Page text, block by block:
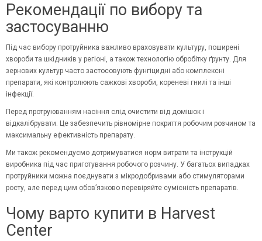
Рекомендації по вибору та
застосуванню
Під час вибору протруйника важливо враховувати культуру, поширені
хвороби та шкідників у регіоні, а також технологію обробітку ґрунту. Для
зернових культур часто застосовують фунгіцидні або комплексні
препарати, які контролюють сажкові хвороби, кореневі гнилі та інші
інфекції.
Перед протруюванням насіння слід очистити від домішок і
відкалібрувати. Це забезпечить рівномірне покриття робочим розчином та
максимальну ефективність препарату.
Ми також рекомендуємо дотримуватися норм витрати та інструкцій
виробника під час приготування робочого розчину. У багатьох випадках
протруйники можна поєднувати з мікродобривами або стимуляторами
росту, але перед цим обов’язково перевіряйте сумісність препаратів.
Чому варто купити в Harvest
Center